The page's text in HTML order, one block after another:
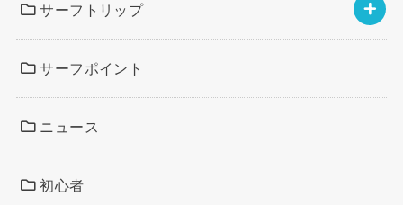
サーフトリップ
サーフポイント
ニュース
初心者